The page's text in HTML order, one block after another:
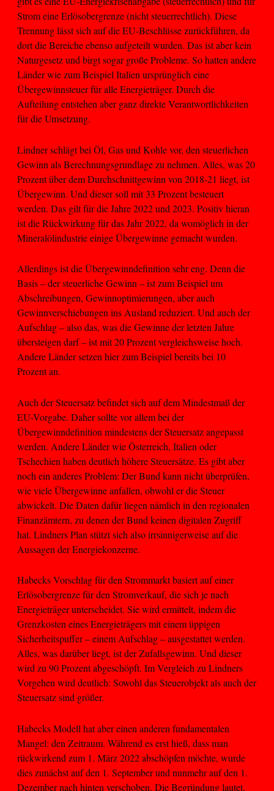
Strom eine Erlösobergrenze (nicht steuerrechtlich). Diese
Trennung lässt sich auf die EU-Beschlüsse zurückführen, da
dort die Bereiche ebenso aufgeteilt wurden. Das ist aber kein
Naturgesetz und birgt sogar große Probleme. So hatten andere
Länder wie zum Beispiel Italien ursprünglich eine
Übergewinnsteuer für alle Energieträger. Durch die
Aufteilung entstehen aber ganz direkte Verantwortlichkeiten
für die Umsetzung.
Lindner schlägt bei Öl, Gas und Kohle vor, den steuerlichen
Gewinn als Berechnungsgrundlage zu nehmen. Alles, was 20
Prozent über dem Durchschnittgewinn von 2018-21 liegt, ist
Übergewinn. Und dieser soll mit 33 Prozent besteuert
werden. Das gilt für die Jahre 2022 und 2023. Positiv hieran
ist die Rückwirkung für das Jahr 2022, da womöglich in der
Mineralölindustrie einige Übergewinne gemacht wurden.
Allerdings ist die Übergewinndefinition sehr eng. Denn die
Basis – der steuerliche Gewinn – ist zum Beispiel um
Abschreibungen, Gewinnoptimierungen, aber auch
Gewinnverschiebungen ins Ausland reduziert. Und auch der
Aufschlag – also das, was die Gewinne der letzten Jahre
übersteigen darf – ist mit 20 Prozent vergleichsweise hoch.
Andere Länder setzen hier zum Beispiel bereits bei 10
Prozent an.
Auch der Steuersatz befindet sich auf dem Mindestmaß der
EU-Vorgabe. Daher sollte vor allem bei der
Übergewinndefinition mindestens der Steuersatz angepasst
werden. Andere Länder wie Österreich, Italien oder
Tschechien haben deutlich höhere Steuersätze. Es gibt aber
noch ein anderes Problem: Der Bund kann nicht überprüfen,
wie viele Übergewinne anfallen, obwohl er die Steuer
abwickelt. Die Daten dafür liegen nämlich in den regionalen
Finanzämtern, zu denen der Bund keinen digitalen Zugriff
hat. Lindners Plan stützt sich also irrsinnigerweise auf die
Aussagen der Energiekonzerne.
Habecks Vorschlag für den Strommarkt basiert auf einer
Erlösobergrenze für den Stromverkauf, die sich je nach
Energieträger unterscheidet. Sie wird ermittelt, indem die
Grenzkosten eines Energieträgers mit einem üppigen
Sicherheitspuffer – einem Aufschlag – ausgestattet werden.
Alles, was darüber liegt, ist der Zufallsgewinn. Und dieser
wird zu 90 Prozent abgeschöpft. Im Vergleich zu Lindners
Vorgehen wird deutlich: Sowohl das Steuerobjekt als auch der
Steuersatz sind größer.
Habecks Modell hat aber einen anderen fundamentalen
Mangel: den Zeitraum. Während es erst hieß, dass man
rückwirkend zum 1. März 2022 abschöpfen möchte, wurde
dies zunächst auf den 1. September und nunmehr auf den 1.
Dezember nach hinten verschoben. Die Begründung lautet,